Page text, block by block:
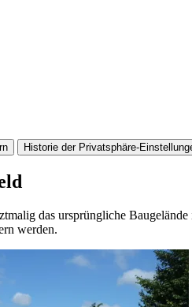
Historie der Privatsphäre-
das ursprüngliche
werden.